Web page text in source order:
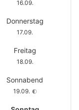
16.09.
Donnerstag
17.09.
Freitag
18.09.
Sonnabend
19.09. 🌓